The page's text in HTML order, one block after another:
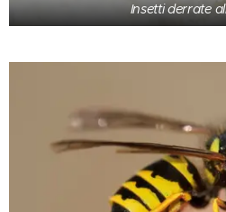
Insetti derrate